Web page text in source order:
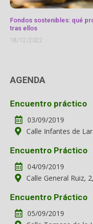
Fondos sostenibles: qué
tras ellos
18/12/2022
AGENDA
Encuentro práctico
03/09/2019
Calle Infantes de
Encuentro Práctico
04/09/2019
Calle General Ruiz,
Encuentro Práctico
05/09/2019